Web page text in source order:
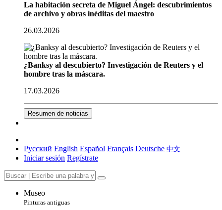
La habitación secreta de Miguel Ángel: descubrimientos
de archivo y obras inéditas del maestro
26.03.2026
¿Banksy al descubierto? Investigación de Reuters y el
hombre tras la máscara.
17.03.2026
Resumen de noticias
Русский English Español Français Deutsche 中文
Iniciar sesión Regístrate
Museo
Pinturas antiguas